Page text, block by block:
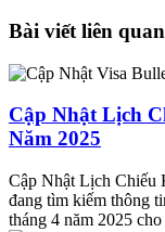
Bài viết liên quan
Cập Nhật Lịch
Năm 2025
Cập Nhật Lịch Chiếu
đang tìm kiếm thông
tháng 4 năm 2025 cho